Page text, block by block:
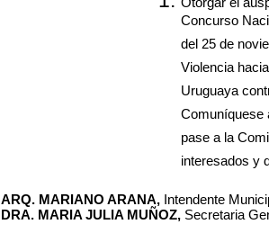
Concurso
del 25 de
Violencia
Uruguaya
Comuníquese
pase a la
interesados y
ARQ. MARIANO ARANA, Intendente
DRA. MARIA JULIA MUÑOZ, Secretaria